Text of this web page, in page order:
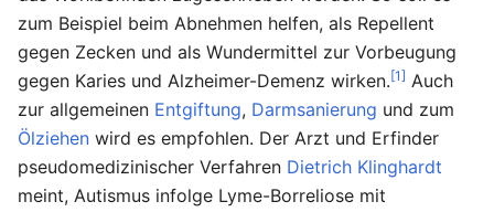
zum Beispiel beim Abnehmen helfen, als Repellent
gegen Zecken und als Wundermittel zur Vorbeugung
gegen Karies und Alzheimer-Demenz wirken.[1] Auch
zur allgemeinen Entgiftung, Darmsanierung und zum
Ölziehen wird es empfohlen. Der Arzt und Erfinder
pseudomedizinischer Verfahren Dietrich Klinghardt
meint, Autismus infolge Lyme-Borreliose mit